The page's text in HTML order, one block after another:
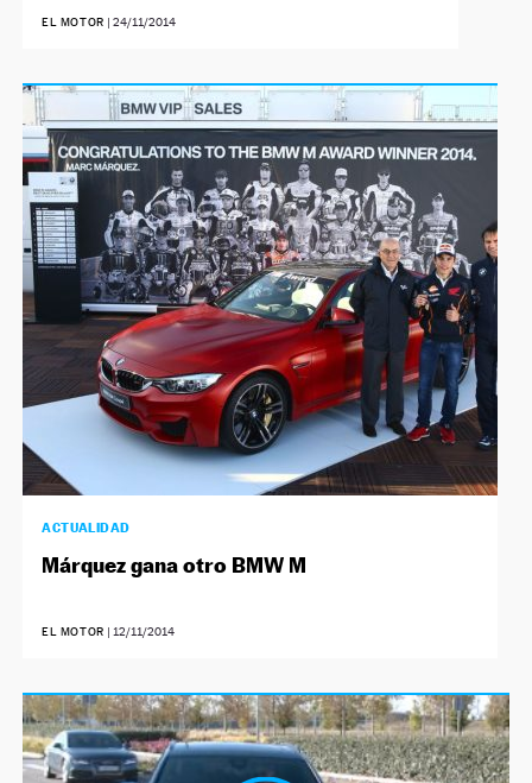
EL MOTOR | 24/11/2014
ACTUALIDAD
Márquez gana otro BMW M
EL MOTOR | 12/11/2014